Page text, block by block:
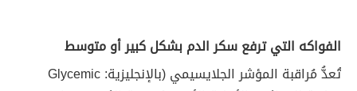
الفواكه التي ترفع سكر الدم بشكل كبير أو متوسط
تُعدُّ مُراقبة المؤشر الجلايسيمي (بالإنجليزية: Glycemic